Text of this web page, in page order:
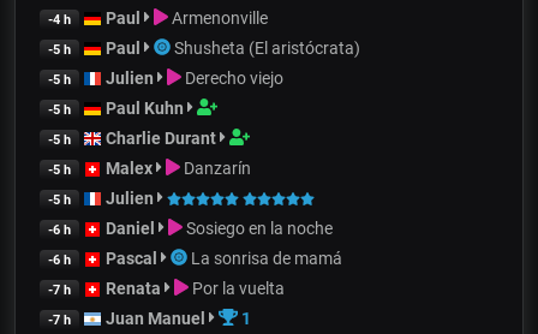
-4 h Paul Armenonville
-5 h Paul Shusheta (El aristócrata)
-5 h Julien Derecho viejo
-5 h Paul Kuhn
-5 h Charlie Durant
-5 h Malex Danzarín
-5 h Julien
-6 h Daniel Sosiego en la noche
-6 h Pascal La sonrisa de mamá
-7 h Renata Por la vuelta
-7 h Juan Manuel 1